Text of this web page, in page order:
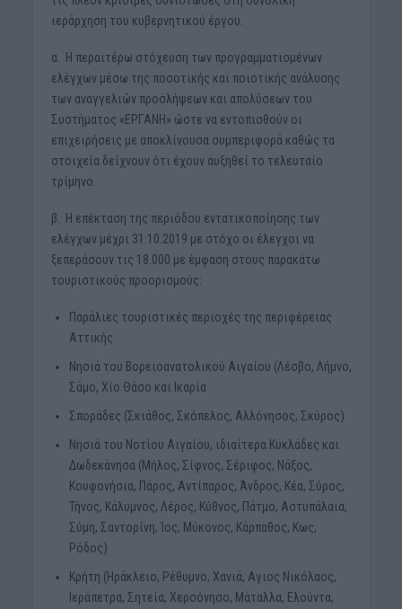
ιεράρχηση του κυβερνητικού έργου.
α. Η περαιτέρω στόχευση των προγραμματισμένων
ελέγχων μέσω της ποσοτικής και ποιοτικής ανάλυσης
των αναγγελιών προσλήψεων και απολύσεων του
Συστήματος «ΕΡΓΑΝΗ» ώστε να εντοπισθούν οι
επιχειρήσεις με αποκλίνουσα συμπεριφορά καθώς τα
στοιχεία δείχνουν ότι έχουν αυξηθεί το τελευταίο
τρίμηνο.
β. Η επέκταση της περιόδου εντατικοποίησης των
ελέγχων μέχρι 31.10.2019 με στόχο οι έλεγχοι να
ξεπεράσουν τις 18.000 με έμφαση στους παρακάτω
τουριστικούς προορισμούς:
Παράλιες τουριστικές περιοχές της περιφέρειας
Αττικής
Νησιά του Βορειοανατολικού Αιγαίου (Λέσβο, Λήμνο,
Σάμο, Χίο Θάσο και Ικαρία
Σποράδες (Σκιάθος, Σκόπελος, Αλλόνησος, Σκύρος)
Νησιά του Νοτίου Αιγαίου, ιδιαίτερα Κυκλάδες και
Δωδεκάνησα (Μήλος, Σίφνος, Σέριφος, Νάξος,
Κουφονήσια, Πάρος, Αντίπαρος, Άνδρος, Κέα, Σύρος,
Τήνος, Κάλυμνος, Λέρος, Κύθνος, Πάτμο, Αστυπάλαια,
Σύμη, Σαντορίνη, Ίος, Μύκονος, Κάρπαθος, Κως,
Ρόδος)
Κρήτη (Ηράκλειο, Ρέθυμνο, Χανιά, Αγιος Νικόλαος,
Ιεράπετρα, Σητεία, Χερσόνησο, Μάταλλα, Ελούντα,